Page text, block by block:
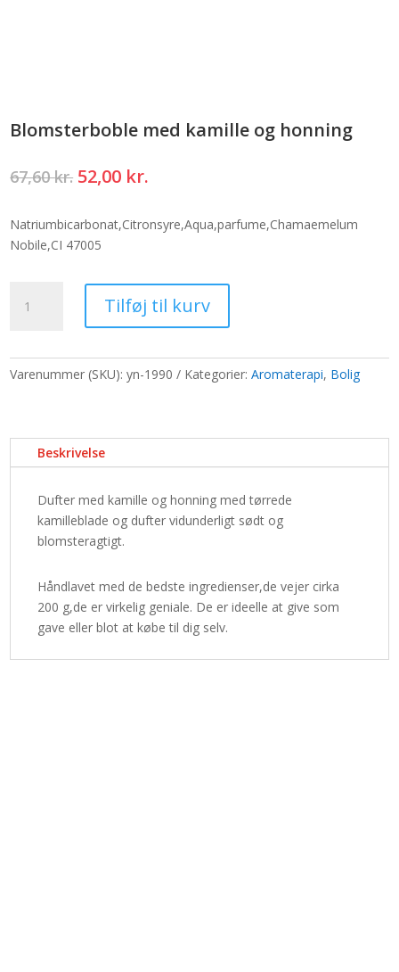
Blomsterboble med kamille og honning
67,60kr. Den
pris
var:
67,60 kr..
52,00 kr.
pris
er:
Natriumbicarbonat,Citronsyre,Aqua,parfume,Chamaemelum
Nobile,CI 47005
Blomsterboble
med
honning
Tilføj til kurv
Varenummer (SKU):yn-1990 Kategorier:Aromaterapi, Bolig
Beskrivelse
Dufter med kamille og honning med tørrede
kamilleblade og dufter vidunderligt sødt og
blomsteragtigt.
Håndlavet med de bedste ingredienser,de vejer cirka
200 g,de er virkelig geniale. De er ideelle at give som
gave eller blot at købe til dig selv.